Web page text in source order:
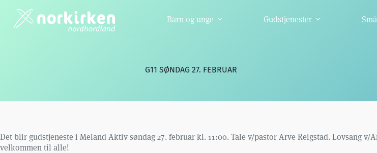
innholdet
Barn og unge Gudstjenester
G11 SØNDAG 27. FEBRUAR
Det blir gudstjeneste i Meland Aktiv søndag 27. februar kl. 11:00. Tale v/pastor Arve Reigstad. Lovsang
velkommen til alle!